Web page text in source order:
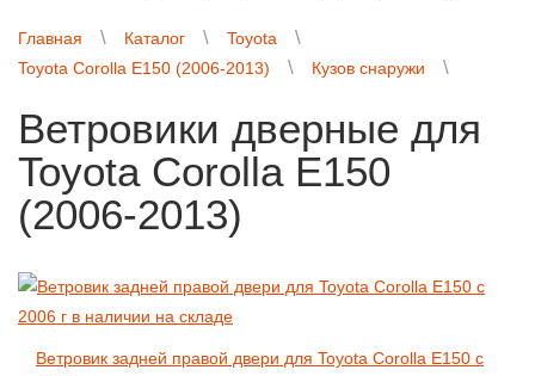
Главная Каталог
Toyota
Toyota Corolla E150 (2006-2013)
Кузов снаружи
Ветровики дверные для
Toyota Corolla E150
(2006-2013)
Ветровик задней правой двери для Toyota Corolla E150 с